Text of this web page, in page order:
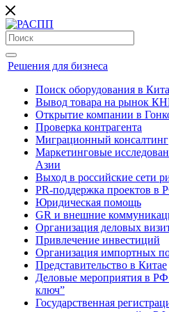
Решения для бизнеса
Поиск оборудования в
Вывод товара на рынок
Открытие компании в
Проверка контрагента
Миграционный консалтинг
Маркетинговые
Азии
Выход в российские сети
PR-поддержка проектов
Юридическая помощь
GR и внешние
Организация деловых
Привлечение инвестиций
Организация импортных
Представительство в Китае
Деловые мероприятия в
ключ”
Государственная